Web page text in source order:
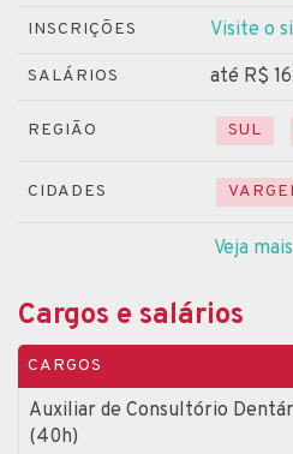
INSCRIÇÕES Visite o
SALÁRIOS até R$
REGIÃO SUL
CIDADES
Veja
Cargos e salários
CARGOS
Auxiliar de Consultório
(40h)